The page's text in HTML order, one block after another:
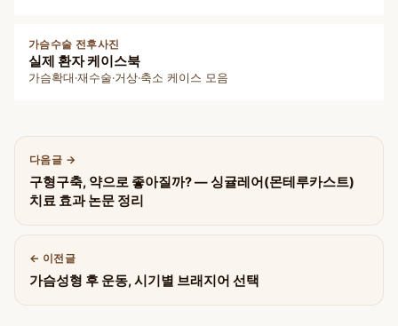
가슴수술 전후사진
실제 환자 케이스북
가슴확대·재수술·거상·축소 케이스 모음
다음글
구형구축, 약으로 좋아질까? — 싱귤레어(몬테루카스트)
치료 효과 논문 정리
이전글
가슴성형 후 운동, 시기별 브래지어 선택